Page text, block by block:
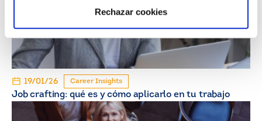
Rechazar cookies
19/01/26 Career Insights
Job crafting: qué es y cómo aplicarlo en tu trabajo